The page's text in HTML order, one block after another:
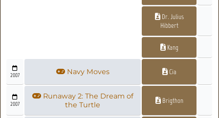
Dr. Julius
Hibbert
Kang
2007 Navy Moves Cia
2007
Runaway 2: The Dream of
the Turtle
Brigthon